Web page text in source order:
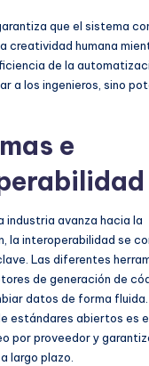
que el sistema
creatividad humana
de la
a los ingenieros, sino
e
industria avanza hacia la
la interoperabilidad se
Las diferentes
de generación de
datos de forma fluida.
estándares abiertos es
por proveedor y
largo plazo.